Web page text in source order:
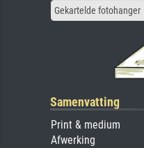
Gekartelde fotohanger
Samenvatting
Print & medium
Afwerking